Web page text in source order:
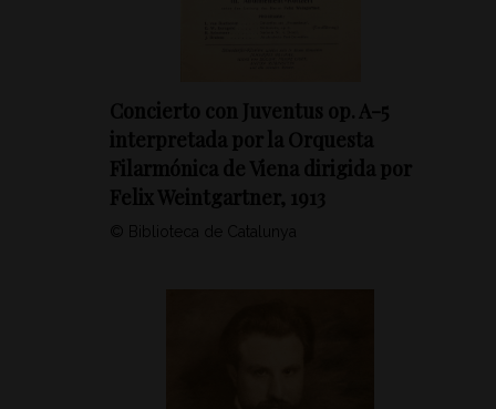
Concierto con Juventus op. A-5
interpretada por la Orquesta
Filarmónica de Viena dirigida por
Felix Weintgartner, 1913
© Biblioteca de Catalunya